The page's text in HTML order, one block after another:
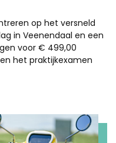
op het versneld
in Veenendaal en een
voor € 499,00
het praktijkexamen